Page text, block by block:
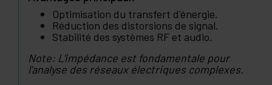
Optimisation du transfert d'énergie.
Réduction des distorsions de signal.
Stabilité des systèmes RF et audio.
Note: L'impédance est fondamentale pour
l'analyse des réseaux électriques complexes.